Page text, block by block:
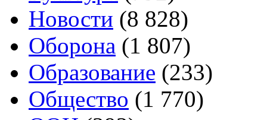
Новости (8 828)
Оборона (1 807)
Образование (233)
Общество (1 770)